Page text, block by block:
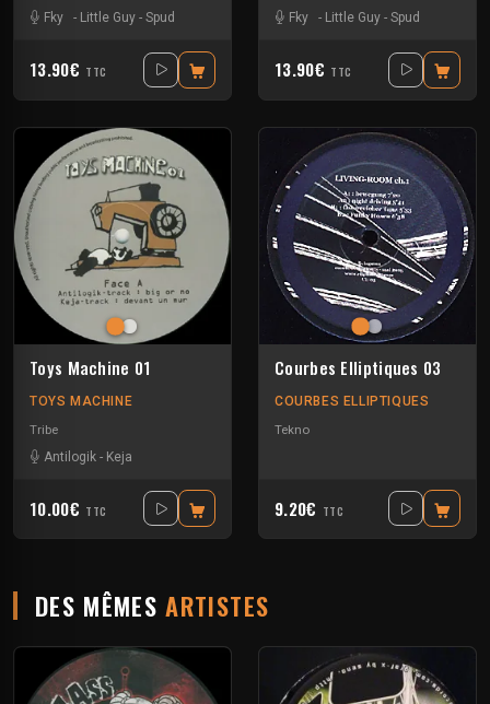
Fky
- Little Guy - Spud
13.90€ TTC
Fky
- Little Guy - Spud
13.90€ TTC
Toys Machine 01
TOYS MACHINE
Tribe
Antilogik - Keja
10.00€ TTC
Courbes Elliptiques 03
COURBES ELLIPTIQUES
Tekno
9.20€ TTC
DES MÊMESARTISTES